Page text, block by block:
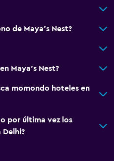
de Maya's Nest?
Maya's Nest?
momondo hoteles en
por última vez los
Delhi?